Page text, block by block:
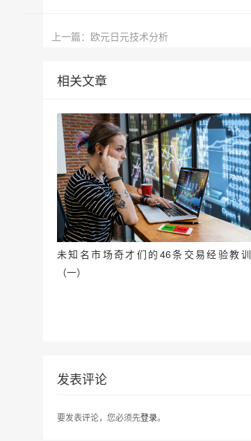
上一篇：欧元日元技术分析
相关文章
未知名市场奇才们的46条交易经验教训
（一）
发表评论
要发表评论，您必须先登录。